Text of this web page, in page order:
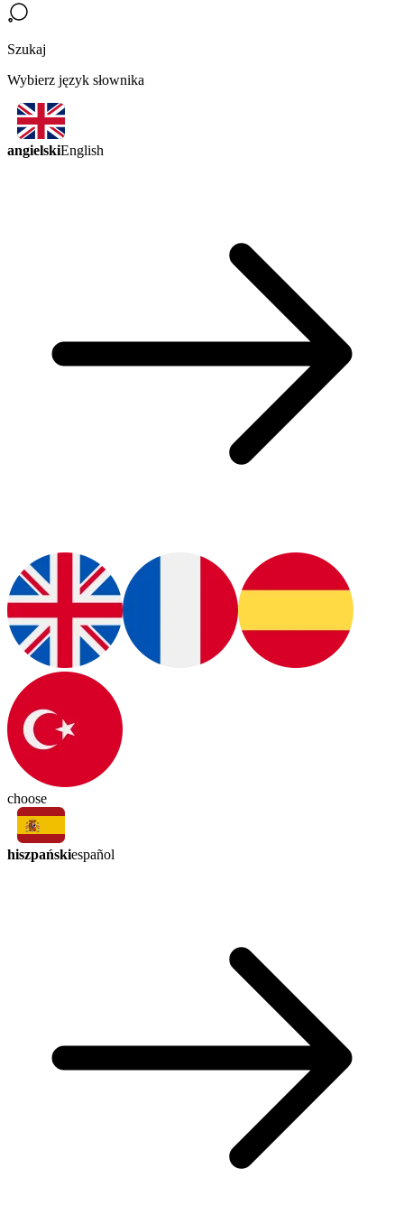
Szukaj
Wybierz język słownika
angielskiEnglish
choose
hiszpańskiespañol